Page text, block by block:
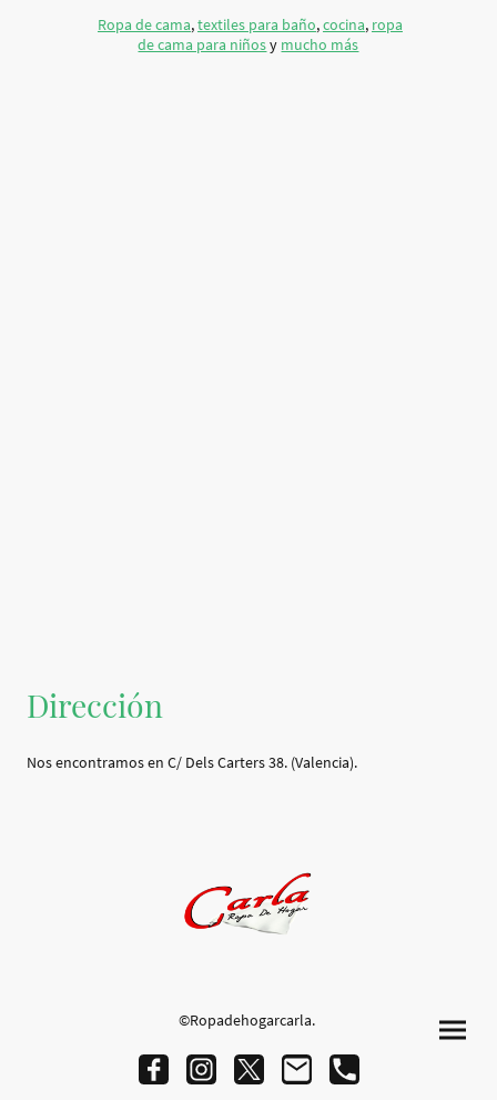
Ropa de cama,textiles para baño,cocina, ropa
de cama para niñosy mucho más
Dirección
Nos encontramos en C/ Dels Carters 38. (Valencia).
©Ropadehogarcarla.